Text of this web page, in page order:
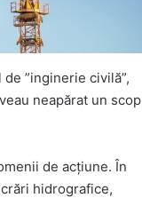
”inginerie civilă”,
neapărat un scop
de acțiune. În
hidrografice,